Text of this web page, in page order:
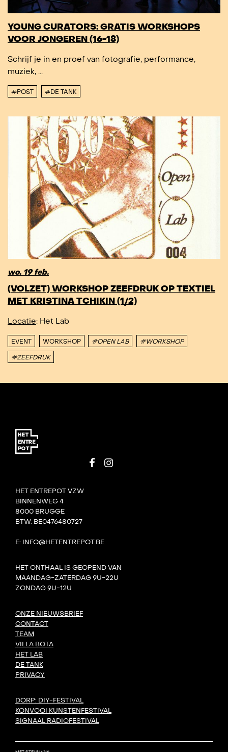
YOUNG CURATORS: GRATIS WORKSHOPS
VOOR JONGEREN (16-18)
Schrijf je in en proef van fotografie, performance,
muziek, ...
#POST #DE TANK
wo. 19 feb.
(VOLZET) WORKSHOP ZEEFDRUK OP TEXTIEL
MET KRISTINA TCHIKIN (1/2)
Locatie: Het Lab
EVENT WORKSHOP #OPEN LAB #WORKSHOP
#ZEEFDRUK
HET ENTREPOT VZW
BINNENWEG 4
8000 BRUGGE
BTW: BE0476480727
E: INFO@HETENTREPOT.BE
HET ONTHAAL IS GEOPEND VAN
MAANDAG-ZATERDAG 9U-22U
ZONDAG 9U-12U
ONZE NIEUWSBRIEF
CONTACT
TEAM
VILLA BOTA
HET LAB
DE TANK
PRIVACY
DORP: DIY-FESTIVAL
KONVOOI KUNSTENFESTIVAL
SIGNAAL RADIOFESTIVAL